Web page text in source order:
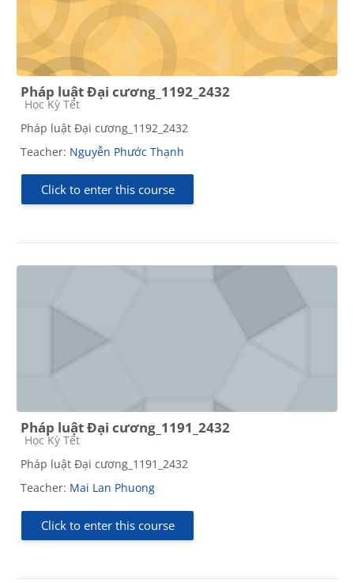
Pháp luật Đại cương_1192_2432
Course category
Học Kỳ Tết
Pháp luật Đại cương_1192_2432
Teacher: Nguyễn Phước Thạnh
Click to enter this course
Pháp luật Đại cương_1191_2432
Course category
Học Kỳ Tết
Pháp luật Đại cương_1191_2432
Teacher: Mai Lan Phuong
Click to enter this course